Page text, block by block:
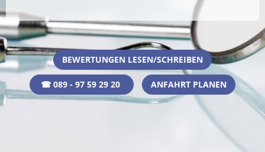
BEWERTUNGEN LESEN/SCHREIBEN
☎ 089 - 97 59 29 20 ANFAHRT PLANEN